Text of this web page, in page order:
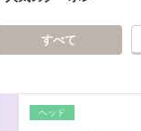
すべて
ヘッド